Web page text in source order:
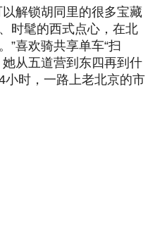
解锁胡同里的很多宝藏
时髦的西式点心，在北
”喜欢骑共享单车“扫
从五道营到东四再到什
小时，一路上老北京的市